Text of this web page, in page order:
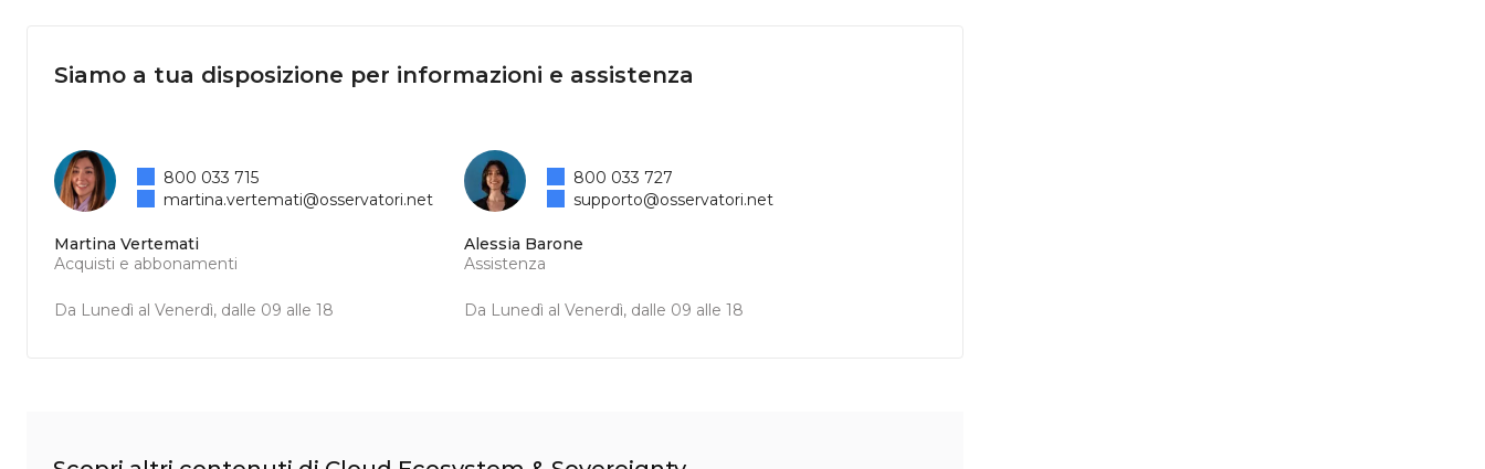
Siamo a tua disposizione per informazioni e assistenza
Martina Vertemati
Acquisti e abbonamenti
Da Lunedì al Venerdì, dalle 09 alle 18
800 033 715
martina.vertemati@osservatori.net
Alessia Barone
Assistenza
Da Lunedì al Venerdì, dalle 09 alle 18
800 033 727
supporto@osservatori.net